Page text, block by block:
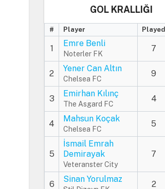
GOL KRALLIĞI
# Player Played
1
Emre Benli
Noterler FK
7
2
Yener Can Altın
Chelsea FC
9
3
Emirhan Kılınç
The Asgard FC
4
4
Mahsun Koçak
Chelsea FC
5
5
İsmail Emrah
Demirayak
Veteranster City
7
6
Sinan Yorulmaz
2